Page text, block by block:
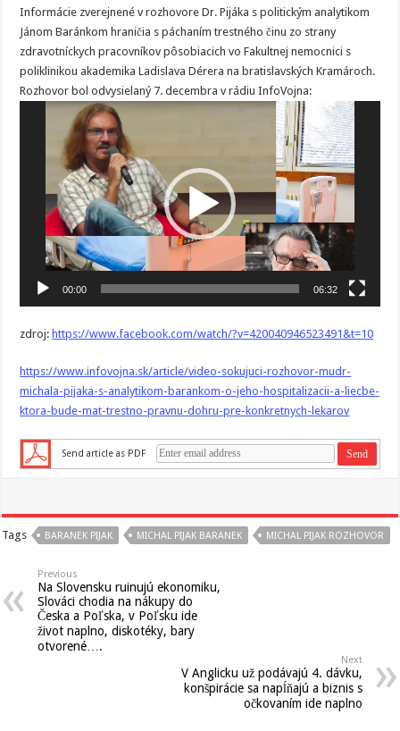
Informácie zverejnené v rozhovore Dr. Pijáka s politickým analytikom
Jánom Baránkom hraničia s páchaním trestného činu zo strany
zdravotníckych pracovníkov pôsobiacich vo Fakultnej nemocnici s
poliklinikou akademika Ladislava Dérera na bratislavských Kramároch.
Rozhovor bol odvysielaný 7. decembra v rádiu InfoVojna:
prehrávač
00:00 06:32
zdroj: https://www.facebook.com/watch/?v=420040946523491&t=10
https://www.infovojna.sk/article/video-sokujuci-rozhovor-mudr-
michala-pijaka-s-analytikom-barankom-o-jeho-hospitalizacii-a-liecbe-
ktora-bude-mat-trestno-pravnu-dohru-pre-konkretnych-lekarov
Send article as PDF
Tags BARANEK PIJAK MICHAL PIJAK BARANEK MICHAL PIJAK ROZHOVOR
Previous
Na Slovensku ruinujú ekonomiku,
Slováci chodia na nákupy do
Česka a Poľska, v Poľsku ide
život naplno, diskotéky, bary
otvorené….
Next
V Anglicku už podávajú 4. dávku,
konšpirácie sa napĺňajú a biznis s
očkovaním ide naplno